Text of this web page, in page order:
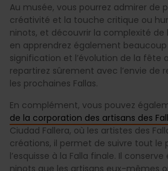
Au musée, vous pourrez admirer de
créativité et la touche critique ou
ninots, et découvrir la complexité de
en apprendrez également beaucoup
signification et l’évolution de la fête
repartirez sûrement avec l’envie de
les prochaines Fallas.
En complément, vous pouvez
de la corporation des artisans des
Ciudad Fallera, où les artistes des
créations, il permet de suivre tout le
l’esquisse à la Falla finale. Il
ninots que les artisans eux-mêmes